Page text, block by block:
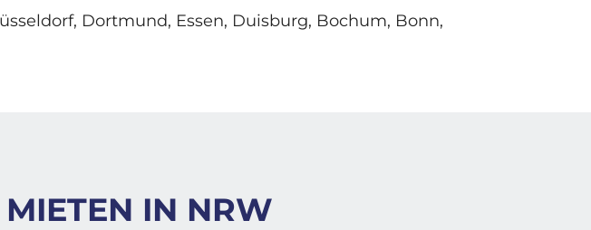
Dortmund, Essen, Duisburg, Bochum, Bonn,
IN NRW